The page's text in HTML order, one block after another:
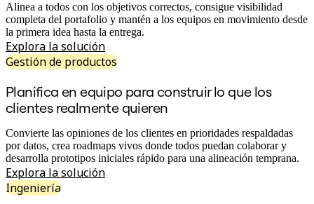
Gestión de productos
Diseño y UX
Ingeniería
Liderazgo y operaciones de producto
Operaciones
Marketing
Por iniciativa estratégica
Sistema operativo de producto
Transformación de las formas de trabajo
Experiencia digital del empleado
Experiencia del cliente y diseño de servicios
Transformación en la nube y de software
Recursos
Alinea a todos con los objetivos correctos, consigue visibilidad
completa del portafolio y mantén a los equipos en movimiento desde
la primera idea hasta la entrega.
Explora la solución
Gestión de productos
Planifica en equipo para construir lo que los
clientes realmente quieren
Convierte las opiniones de los clientes en prioridades respaldadas
por datos, crea roadmaps vivos donde todos puedan colaborar y
desarrolla prototipos iniciales rápido para una alineación temprana.
Explora la solución
Ingeniería